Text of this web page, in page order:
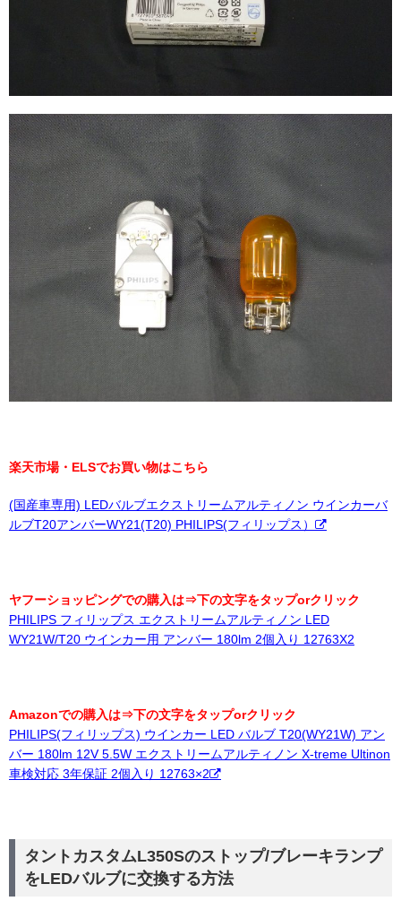
楽天市場・ELSでお買い物はこちら
(国産車専用) LEDバルブエクストリームアルティノン ウインカーバ
ルブT20アンバーWY21(T20) PHILIPS(フィリップス）
ヤフーショッピングでの購入は⇒下の文字をタップorクリック
PHILIPS フィリップス エクストリームアルティノン LED
WY21W/T20 ウインカー用 アンバー 180lm 2個入り 12763X2
Amazonでの購入は⇒下の文字をタップorクリック
PHILIPS(フィリップス) ウインカー LED バルブ T20(WY21W) アン
バー 180lm 12V 5.5W エクストリームアルティノン X-treme Ultinon
車検対応 3年保証 2個入り 12763×2
タントカスタムL350Sのストップ/ブレーキランプ
をLEDバルブに交換する方法